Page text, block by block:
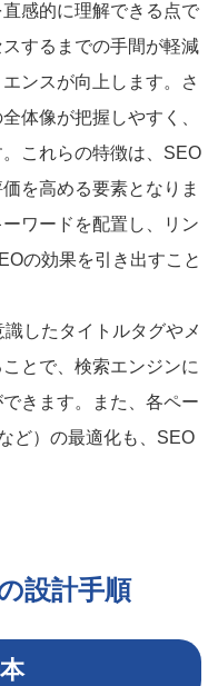
感的に理解できる点で
するまでの手間が軽減
ンスが向上します。さ
体像が把握しやすく、
これらの特徴は、SEO
を高める要素となりま
ワードを配置し、リン
の効果を引き出すこと
したタイトルタグやメ
とで、検索エンジンに
きます。また、各ペー
ど）の最適化も、SEO
設計手順